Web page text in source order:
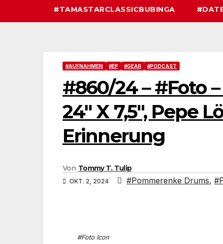
#TAMASTARCLASSICBUBINGA
#AUFNAHMEN #EP #GEAR #PODCAST
#860/24 – #Foto
24″ X 7,5″, Pepe
Erinnerung
Von Tommy T. Tulip
OKT. 2, 2024 #Pommerenke Drums,
#Foto Icon